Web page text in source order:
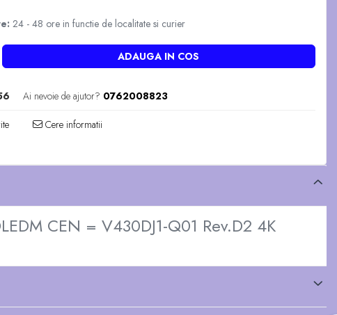
24 - 48 ore in functie de localitate si curier
ADAUGA IN COS
Ai nevoie de ajutor? 0762008823
Cere informatii
CEN = V430DJ1-Q01 Rev.D2 4K